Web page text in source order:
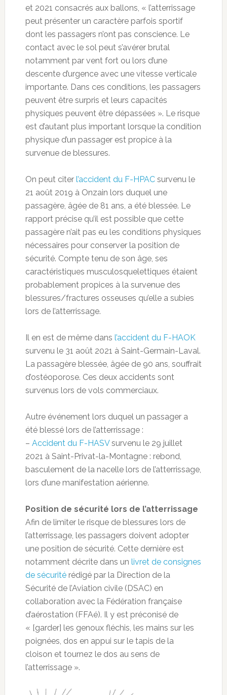
et 2021 consacrés aux ballons, « l’atterrissage
peut présenter un caractère parfois sportif
dont les passagers n’ont pas conscience. Le
contact avec le sol peut s’avérer brutal
notamment par vent fort ou lors d’une
descente d’urgence avec une vitesse verticale
importante. Dans ces conditions, les passagers
peuvent être surpris et leurs capacités
physiques peuvent être dépassées ». Le risque
est d’autant plus important lorsque la condition
physique d’un passager est propice à la
survenue de blessures.
On peut citer l’accident du F-HPACsurvenu le
21 août 2019 à Onzain lors duquel une
passagère, âgée de 81 ans, a été blessée. Le
rapport précise qu’il est possible que cette
passagère n’ait pas eu les conditions physiques
nécessaires pour conserver la position de
sécurité. Compte tenu de son âge, ses
caractéristiques musculosquelettiques étaient
probablement propices à la survenue des
blessures/fractures osseuses qu’elle a subies
lors de l’atterrissage.
Il en est de même dans l’accident du F-HAOK
survenu le 31 août 2021 à Saint-Germain-Laval.
La passagère blessée, âgée de 90 ans, souffrait
d’ostéoporose. Ces deux accidents sont
survenus lors de vols commerciaux.
Autre événement lors duquel un passager a
été blessé lors de l’atterrissage :
– Accident du F-HASVsurvenu le 29 juillet
2021 à Saint-Privat-la-Montagne : rebond,
basculement de la nacelle lors de l’atterrissage,
lors d’une manifestation aérienne.
Position de sécurité lors de l’atterrissage
Afin de limiter le risque de blessures lors de
l’atterrissage, les passagers doivent adopter
une position de sécurité. Cette dernière est
notamment décrite dans un livret de consignes
de sécuritérédigé par la Direction de la
Sécurité de l’Aviation civile (DSAC) en
collaboration avec la Fédération française
d’aérostation (FFAé). Il y est préconisé de
« [garder] les genoux fléchis, les mains sur les
poignées, dos en appui sur le tapis de la
cloison et tournez le dos au sens de
l’atterrissage ».